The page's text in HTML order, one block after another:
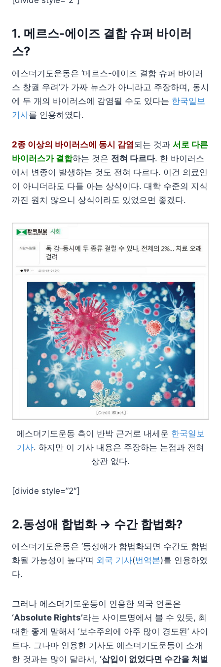
1. 메르스-에이즈 결합 슈퍼 바이러
스?
에스더기도운동은 ‘메르스-에이즈 결합 슈퍼 바이러
스 창궐 우려’가 가짜 뉴스가 아니라고 주장하며, 동시
에 두 개의 바이러스에 감염될 수도 있다는 한국일보
기사를 인용하였다.
2종 이상의 바이러스에 동시 감염되는 것과 서로 다른
바이러스가 결합하는 것은 전혀 다르다. 한 바이러스
에서 변종이 발생하는 것도 전혀 다르다. 이건 의료인
이 아니더라도 다들 아는 상식이다. 대학 수준의 지식
까진 원치 않으니 상식이라도 있었으면 좋겠다.
에스더기도운동 측이 반박 근거로 내세운 한국일보
기사. 하지만 이 기사 내용은 주장하는 논점과 전혀
상관 없다.
[divide style=”2″]
2.동성애 합법화 → 수간 합법화?
에스더기도운동은 ‘동성애가 합법화되면 수간도 합법
화될 가능성이 높다’며 외국 기사(번역본)를 인용하였
다.
그러나 에스더기도운동이 인용한 외국 언론은
‘Absolute Rights’라는 사이트명에서 볼 수 있듯, 최
대한 좋게 말해서 ‘보수주의에 아주 많이 경도된’ 사이
트다. 그나마 인용한 기사도 에스더기도운동이 소개
한 것과는 많이 달라서, ‘삽입이 없었다면 수간을 처벌